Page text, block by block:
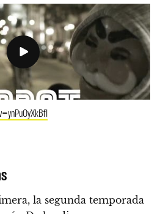
la segunda temporada